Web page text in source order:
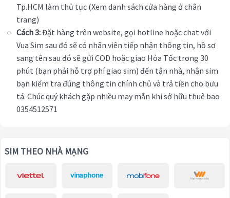
Tp.HCM làm thủ tục (Xem danh sách cửa hàng ở chân
trang)
Cách 3:Đặt hàng trên website, gọi hotline hoặc chat với
Vua Sim sau đó sẽ có nhân viên tiếp nhận thông tin, hồ sơ
sang tên sau đó sẽ gửi COD hoặc giao Hỏa Tốc trong 30
phút (bạn phải hỗ trợ phí giao sim) đến tận nhà, nhận sim
bạn kiểm tra đúng thông tin chính chủ và trả tiền cho bưu
tá. Chúc quý khách gặp nhiều may mắn khi sở hữu thuê bao
0354512571
SIM THEO NHÀ MẠNG